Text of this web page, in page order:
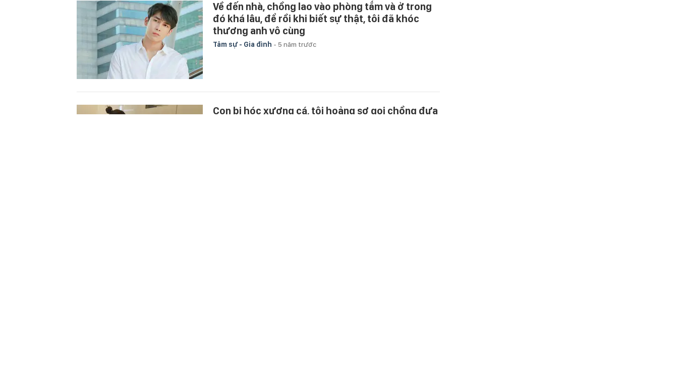
Về đến nhà, chồng lao vào phòng tắm và ở trong
đó khá lâu, để rồi khi biết sự thật, tôi đã khóc
thương anh vô cùng
Tâm sự - Gia đình - 5 năm trước
Con bị hóc xương cá, tôi hoảng sợ gọi chồng đưa